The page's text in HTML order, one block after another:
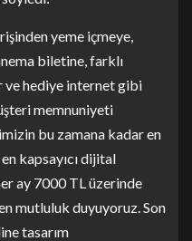
yeme içmeye,
biletine, farklı
hediye internet gibi
memnuniyeti
bu zamana kadar en
kapsayıcı dijital
ay 7000 TL üzerinde
mutluluk duyuyoruz. Son
tasarım